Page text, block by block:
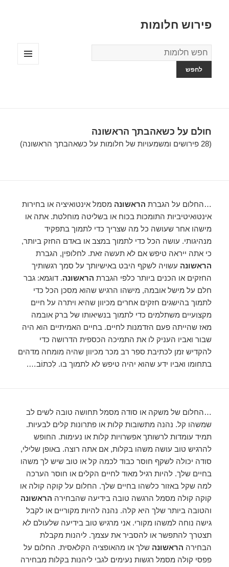
פירוש חלומות
מילון
החלומות
חולם על כשאהבתך הראשונה
(28 פירושים ומשמעויות של חלומות על כשאהבתך הראשונה)
…החלום על הגברת הראשונה מסמל אינטואיציה או בחירות
אינטואיטיביות התומכות בכוח או בשליטה מוחלטת. אתה או
מישהו אחר שעושה כל מה שצריך כדי לתמוך בתפקיד
מנהיגותי. עושה הכל כדי לתמוך במצב או באדם החזק ביותר,
כי אתה ייראה טיפש אם לא תעשה זאת. לחלופין, הגברת
הראשונה עשויה לשקף היבט באישיותך על סמך רגשותיך
החזקים או הכנים ביותר כלפי הגברת הראשונה. דוגמא: גבר
חלם על מישל אובמה, מישהו הרגיש שהוא מסכן הכל כדי
לתמוך בהישגים חזקים אחרים מכיוון שהיא ויתרה על חיים
מקצועיים משתלמים כדי לתמוך בנשיאותו של ברק אובמה
מאז שהייתה פעם הזדמנות לחיים. בחיים האמיתיים הוא היה
שבור ואביו העניק לו את התמיכה הכספית הדרושה כדי
להקדיש זמן לכתיבת ספר רב מכר מכיוון שהיה מומחה מדהים
בתחומו ואביו ידע שהוא יהיה טיפש לא לתמוך בו. לִכתוֹב….
…החלום של משקה או סודה מסמל תחושה טובה לשים לב
שמשהו קל. נהנה מתשובות קלות או פתרונות קלים לבעיות.
תמיד עומדות לרשותך אפשרויות קלות או נעימות. החופש
להרגיש טוב עושה משהו בקלות, אם אתה רוצה. באופן שלילי,
סודה יכולה לשקף חוסר כבוד לכמה קל או טוב שיש לך משהו
בחיים שלך. להיות רגיל מאוד לחיים הקלים או חוסר הערכה
למה שקל באזור כלשהו בחיים שלך. החלום על קוקה קולה או
קוקה קולה מסמל הרגשה טובה בידיעה שהבחירה הראשונה
והטובה ביותר שלך היא קלה. נהנה להיות מקוריים או לקבל
גישה נוחה למשהו מקורי. אני מרגיש טוב בידיעה שלעולם לא
תצטרך להתפשר או להסביר את עצמך. ליהנות מקבלת
הבחירה הראשונה שלך או מהאופציה הקלאסית. החלום על
פפסי קולה מסמל רגשות נעימים לגבי ליהנות בקלות מבחירה